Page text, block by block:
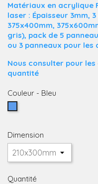
Matériaux en acrylique
laser : Épaisseur 3mm,
375x400mm,
gris), pack de 5
ou 3 panneaux pour les
Nous consulter pour
quantité
Couleur - Bleu
Dimension
Quantité